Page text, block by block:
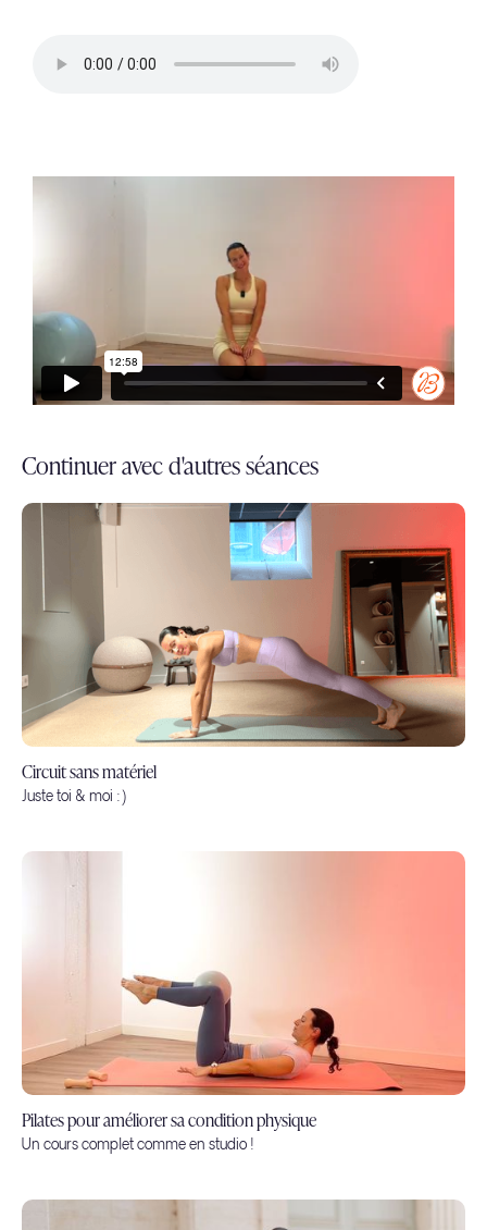
Continuer avec d'autres séances
Circuit sans matériel
Juste toi & moi :)
Pilates pour améliorer sa condition physique
Un cours complet comme en studio !